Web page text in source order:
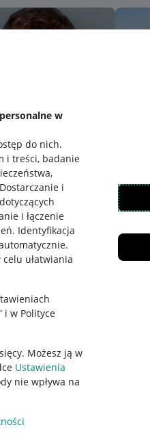
w
do nich.
i treści, badanie
Dostarczanie i
i łączenie
. Identyfikacja
.
ułatwiania
i w Polityce
Możesz ją w
Ustawienia
nie wpływa na